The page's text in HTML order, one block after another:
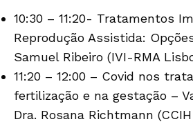
10:30 – 11:20- Tratamentos
Reprodução Assistida:
Samuel Ribeiro (IVI-RMA
11:20 – 12:00 – Covid nos
fertilização e na gestação –
Dra. Rosana Richtmann